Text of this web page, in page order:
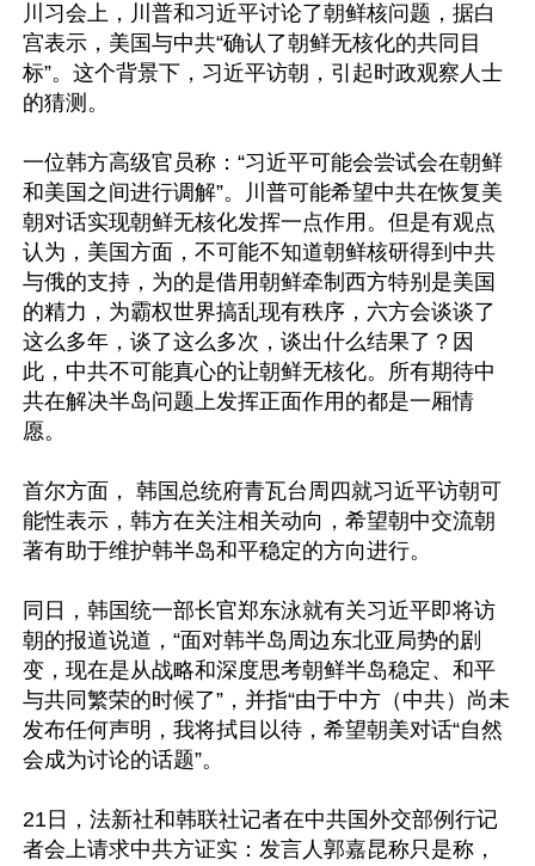
川习会上，川普和习近平讨论了朝鲜核问题，据白
宫表示，美国与中共“确认了朝鲜无核化的共同目
标”。这个背景下，习近平访朝，引起时政观察人士
的猜测。
一位韩方高级官员称：“习近平可能会尝试会在朝鲜
和美国之间进行调解”。川普可能希望中共在恢复美
朝对话实现朝鲜无核化发挥一点作用。但是有观点
认为，美国方面，不可能不知道朝鲜核研得到中共
与俄的支持，为的是借用朝鲜牵制西方特别是美国
的精力，为霸权世界搞乱现有秩序，六方会谈谈了
这么多年，谈了这么多次，谈出什么结果了？因
此，中共不可能真心的让朝鲜无核化。所有期待中
共在解决半岛问题上发挥正面作用的都是一厢情
愿。
首尔方面， 韩国总统府青瓦台周四就习近平访朝可
能性表示，韩方在关注相关动向，希望朝中交流朝
著有助于维护韩半岛和平稳定的方向进行。
同日，韩国统一部长官郑东泳就有关习近平即将访
朝的报道说道，“面对韩半岛周边东北亚局势的剧
变，现在是从战略和深度思考朝鲜半岛稳定、和平
与共同繁荣的时候了”，并指“由于中方（中共）尚未
发布任何声明，我将拭目以待，希望朝美对话“自然
会成为讨论的话题”。
21日，法新社和韩联社记者在中共国外交部例行记
者会上请求中共方证实：发言人郭嘉昆称只是称，